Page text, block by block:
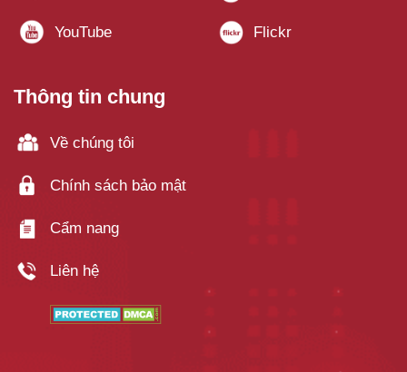
Thông tin chung
Về chúng tôi
Chính sách bảo mật
Cẩm nang
Liên hệ